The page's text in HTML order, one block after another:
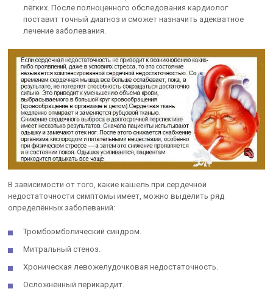
лёгких. После полноценного обследования кардиолог
поставит точный диагноз и сможет назначить адекватное
лечение заболевания.
В зависимости от того, какие кашель при сердечной
недостаточности симптомы имеет, можно выделить ряд
определённых заболеваний:
Тромбоэмболический синдром.
Митральный стеноз.
Хроническая левожелудочковая недостаточность.
Осложнённый перикардит.